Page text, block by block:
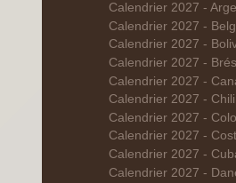
Calendrier 2027 -
Calendrier 2027 -
Calendrier 2027 -
Calendrier 2027 -
Calendrier 2027 -
Calendrier 2027 - Chili
Calendrier 2027 -
Calendrier 2027 -
Calendrier 2027 -
Calendrier 2027 -